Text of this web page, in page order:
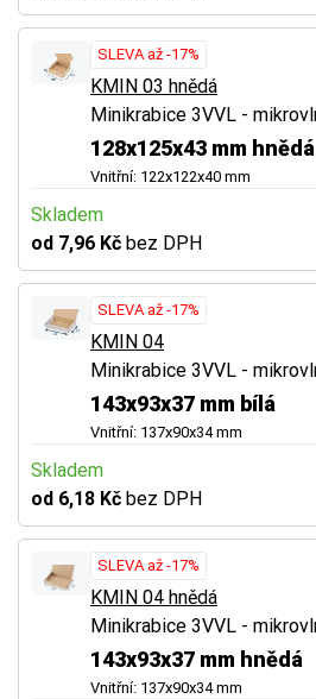
SLEVA až -17%
KMIN 03 hnědá
Minikrabice 3VVL -
128x125x43 mm hnědá
Vnitřní: 122x122x40 mm
Skladem
od 7,96 Kč bez DPH
SLEVA až -17%
KMIN 04
Minikrabice 3VVL -
143x93x37 mm bílá
Vnitřní: 137x90x34 mm
Skladem
od 6,18 Kč bez DPH
SLEVA až -17%
KMIN 04 hnědá
Minikrabice 3VVL -
143x93x37 mm hnědá
Vnitřní: 137x90x34 mm